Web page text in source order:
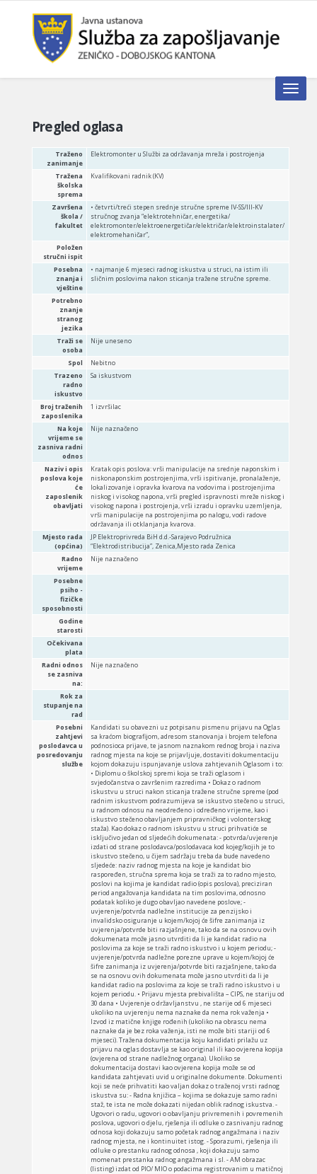
Toggle
Pregled oglasa
Traženo
zanimanje
Elektromonter u Službi za održavanja mreža i postrojenja
Tražena
školska
sprema
Kvalifikovani radnik (KV)
Završena
škola /
fakultet
• četvrti/treći stepen srednje stručne spreme IV-SS/III-KV
stručnog zvanja “elektrotehničar, energetika/
elektromonter/elektroenergetičar/električar/elektroinstalater/
elektromehaničar”,
Položen
stručni ispit
Posebna
znanja i
vještine
• najmanje 6 mjeseci radnog iskustva u struci, na istim ili
sličnim poslovima nakon sticanja tražene stručne spreme.
Potrebno
znanje
stranog
jezika
Traži se
osoba
Nije uneseno
Spol
Nebitno
Trazeno
radno
iskustvo
Sa iskustvom
Broj traženih
zaposlenika
1 izvršilac
Na koje
vrijeme se
zasniva radni
odnos
Nije naznačeno
Naziv i opis
poslova koje
će
zaposlenik
obavljati
Kratak opis poslova: vrši manipulacije na srednje naponskim i
niskonaponskim postrojenjima, vrši ispitivanje, pronalaženje,
lokalizovanje i opravka kvarova na vodovima i postrojenjima
niskog i visokog napona, vrši pregled ispravnosti mreže niskog i
visokog napona i postrojenja, vrši izradu i opravku uzemljenja,
vrši manipulacije na postrojenjima po nalogu, vodi radove
održavanja ili otklanjanja kvarova.
Mjesto rada
(općina)
JP Elektroprivreda BiH d.d.-Sarajevo Podružnica
“Elektrodistribucija”, Zenica,Mjesto rada Zenica
Radno
vrijeme
Nije naznačeno
Posebne
psiho -
fizičke
sposobnosti
Godine
starosti
Očekivana
plata
Radni odnos
se zasniva
na:
Nije naznačeno
Rok za
stupanje na
rad
Posebni
zahtjevi
poslodavca u
posredovanju
službe
Kandidati su obavezni uz potpisanu pismenu prijavu na Oglas
sa kraćom biografijom, adresom stanovanja i brojem telefona
podnosioca prijave, te jasnom naznakom rednog broja i naziva
radnog mjesta na koje se prijavljuje, dostaviti dokumentaciju
kojom dokazuju ispunjavanje uslova zahtjevanih Oglasom i to:
• Diplomu o školskoj spremi koja se traži oglasom i
svjedočanstva o završenim razredima • Dokaz o radnom
iskustvu u struci nakon sticanja tražene stručne spreme (pod
radnim iskustvom podrazumijeva se iskustvo stečeno u struci,
u radnom odnosu na neodređeno i određeno vrijeme, kao i
iskustvo stečeno obavljanjem pripravničkog i volonterskog
staža). Kao dokaz o radnom iskustvu u struci prihvatiće se
isključivo jedan od sljedećih dokumenata: - potvrda/uvjerenje
izdati od strane poslodavca/poslodavaca kod kojeg/kojih je to
iskustvo stečeno, u čijem sadržaju treba da bude navedeno
sljedeće: naziv radnog mjesta na koje je kandidat bio
raspoređen, stručna sprema koja se traži za to radno mjesto,
poslovi na kojima je kandidat radio (opis poslova), preciziran
period angažovanja kandidata na tim poslovima, odnosno
podatak koliko je dugo obavljao navedene poslove; -
uvjerenje/potvrda nadležne institucije za penzijsko i
invalidsko osiguranje u kojem/kojoj će šifre zanimanja iz
uvjerenja/potvrde biti razjašnjene, tako da se na osnovu ovih
dokumenata može jasno utvrditi da li je kandidat radio na
poslovima za koje se traži radno iskustvo i u kojem periodu; -
uvjerenje/potvrda nadležne porezne uprave u kojem/kojoj će
šifre zanimanja iz uvjerenja/potvrde biti razjašnjene, tako da
se na osnovu ovih dokumenata može jasno utvrditi da li je
kandidat radio na poslovima za koje se traži radno iskustvo i u
kojem periodu. • Prijavu mjesta prebivališta – CIPS, ne stariju od
30 dana • Uvjerenje o državljanstvu , ne starije od 6 mjeseci
ukoliko na uvjerenju nema naznake da nema rok važenja •
Izvod iz matične knjige rođenih (ukoliko na obrascu nema
naznake da je bez roka važenja, isti ne može biti stariji od 6
mjeseci). Tražena dokumentacija koju kandidati prilažu uz
prijavu na oglas dostavlja se kao original ili kao ovjerena kopija
(ovjerena od strane nadležnog organa). Ukoliko se
dokumentacija dostavi kao ovjerena kopija može se od
kandidata zahtjevati uvid u originalne dokumente. Dokumenti
koji se neće prihvatiti kao valjan dokaz o traženoj vrsti radnog
iskustva su: - Radna knjižica – kojima se dokazuje samo radni
staž, te ista ne može dokazati nijedan oblik radnog iskustva. -
Ugovori o radu, ugovori o obavljanju privremenih i povremenih
poslova, ugovori o djelu, rješenja ili odluke o zasnivanju radnog
odnosa koji dokazuju samo početak radnog angažmana i naziv
radnog mjesta, ne i kontinuitet istog. - Sporazumi, rješenja ili
odluke o prestanku radnog odnosa , koji dokazuju samo
momenat prestanka radnog angažmana i sl. - AM obrazac
(listing) izdat od PIO/ MIO o podacima registrovanim u matičnoj